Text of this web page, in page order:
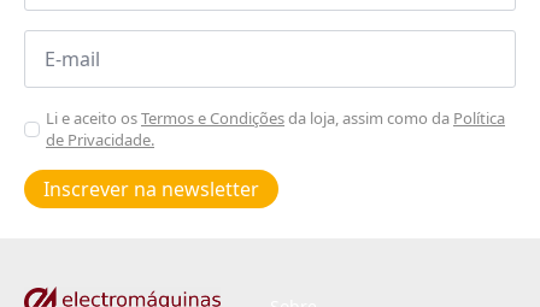
Email
Aceitar
Poiticas
de
privacidade
Li e aceito osTermos e Condiçõesda loja, assim como da Política
de Privacidade.
Inscrever na newsletter